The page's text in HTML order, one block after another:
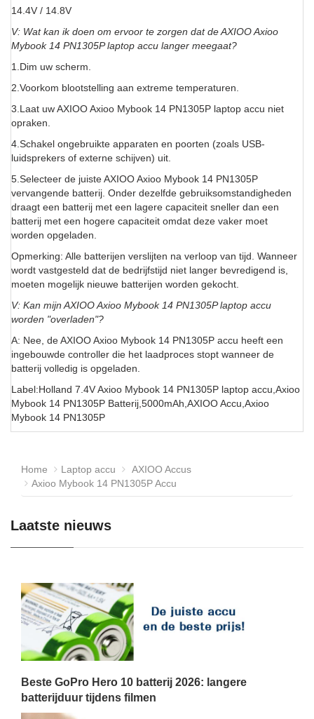
14.4V / 14.8V
V: Wat kan ik doen om ervoor te zorgen dat de AXIOO Axioo
Mybook 14 PN1305P laptop accu langer meegaat?
1.Dim uw scherm.
2.Voorkom blootstelling aan extreme temperaturen.
3.Laat uw AXIOO Axioo Mybook 14 PN1305P laptop accu niet
opraken.
4.Schakel ongebruikte apparaten en poorten (zoals USB-
luidsprekers of externe schijven) uit.
5.Selecteer de juiste AXIOO Axioo Mybook 14 PN1305P
vervangende batterij. Onder dezelfde gebruiksomstandigheden
draagt een batterij met een lagere capaciteit sneller dan een
batterij met een hogere capaciteit omdat deze vaker moet
worden opgeladen.
Opmerking: Alle batterijen verslijten na verloop van tijd. Wanneer
wordt vastgesteld dat de bedrijfstijd niet langer bevredigend is,
moeten mogelijk nieuwe batterijen worden gekocht.
V: Kan mijn AXIOO Axioo Mybook 14 PN1305P laptop accu
worden "overladen"?
A: Nee, de AXIOO Axioo Mybook 14 PN1305P accu heeft een
ingebouwde controller die het laadproces stopt wanneer de
batterij volledig is opgeladen.
Label:Holland 7.4V Axioo Mybook 14 PN1305P laptop accu,Axioo
Mybook 14 PN1305P Batterij,5000mAh,AXIOO Accu,Axioo
Mybook 14 PN1305P
Home Laptop accu
AXIOO Accus
Axioo Mybook 14 PN1305P Accu
Laatste nieuws
Beste GoPro Hero 10 batterij 2026: langere
batterijduur tijdens filmen